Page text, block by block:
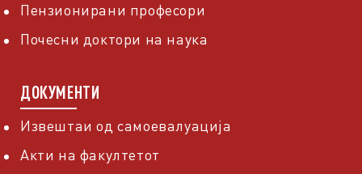
Пензионирани професори
Почесни доктори на наука
ДОКУМЕНТИ
Извештаи од самоевалуација
Акти на факултетот